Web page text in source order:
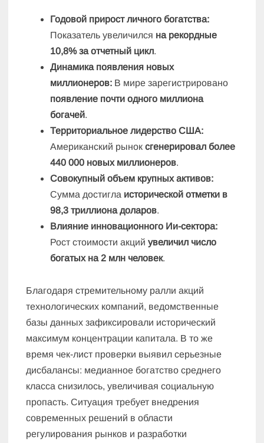
Годовой прирост личного богатства:
Показатель увеличился на рекордные
10,8% за отчетный цикл.
Динамика появления новых
миллионеров: В мире зарегистрировано
появление почти одного миллиона
богачей.
Территориальное лидерство США:
Американский рыноксгенерировал более
440 000 новых миллионеров.
Совокупный объем крупных активов:
Сумма достигла исторической отметки в
98,3 триллиона доларов.
Влияние инновационного Ии-сектора:
Рост стоимости акцийувеличил число
богатых на 2 млн человек.
Благодаря стремительному ралли акций
технологических компаний, ведомственные
базы данных зафиксировали исторический
максимум концентрации капитала. В то же
время чек-лист проверки выявил серьезные
дисбалансы: медианное богатство среднего
класса снизилось, увеличивая социальную
пропасть. Ситуация требует внедрения
современных решений в области
регулирования рынков и разработки